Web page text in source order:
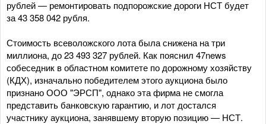
рублей — ремонтировать подпорожские дороги НСТ будет
за 43 358 042 рубля.
Стоимость всеволожского лота была снижена на три
миллиона, до 23 493 327 рублей. Как пояснил 47news
собеседник в областном комитете по дорожному хозяйству
(КДХ), изначально победителем этого аукциона было
признано ООО "ЭРСП", однако эта фирма не смогла
представить банковскую гарантию, и лот достался
участнику аукциона, занявшему вторую позицию — НСТ.